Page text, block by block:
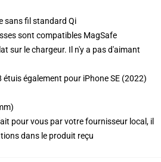
sans fil standard Qi
sont compatibles MagSafe
sur le chargeur. Il n'y a pas d'aimant
étuis également pour iPhone SE (2022)
pour vous par votre fournisseur local, il
dans le produit reçu